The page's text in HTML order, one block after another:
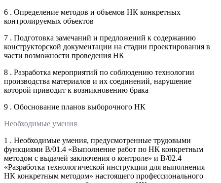
6 . Определение методов и объемов НК конкретных
контролируемых объектов
7 . Подготовка замечаний и предложений к содержанию
конструкторской документации на стадии проектирования в
части возможности проведения НК
8 . Разработка мероприятий по соблюдению технологии
производства материалов и их соединений, нарушение
которой приводит к возникновению брака
9 . Обоснование планов выборочного НК
Необходимые умения
1 . Необходимые умения, предусмотренные трудовыми
функциями B/01.4 «Выполнение работ по НК конкретным
методом с выдачей заключения о контроле» и B/02.4
«Разработка технологической инструкции для выполнения
НК конкретным методом» настоящего профессионального